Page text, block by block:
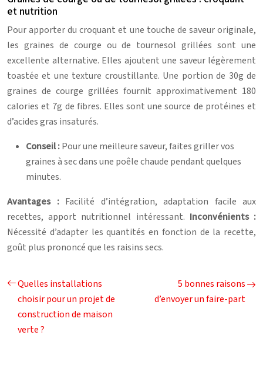
et nutrition
Pour apporter du croquant et une touche de saveur originale,
les graines de courge ou de tournesol grillées sont une
excellente alternative. Elles ajoutent une saveur légèrement
toastée et une texture croustillante. Une portion de 30g de
graines de courge grillées fournit approximativement 180
calories et 7g de fibres. Elles sont une source de protéines et
d’acides gras insaturés.
Conseil :Pour une meilleure saveur, faites griller vos
graines à sec dans une poêle chaude pendant quelques
minutes.
Avantages : Facilité d’intégration, adaptation facile aux
recettes, apport nutritionnel intéressant. Inconvénients :
Nécessité d’adapter les quantités en fonction de la recette,
goût plus prononcé que les raisins secs.
Quelles installations
choisir pour un projet de
construction de maison
verte ?
5 bonnes raisons
d’envoyer un faire-part